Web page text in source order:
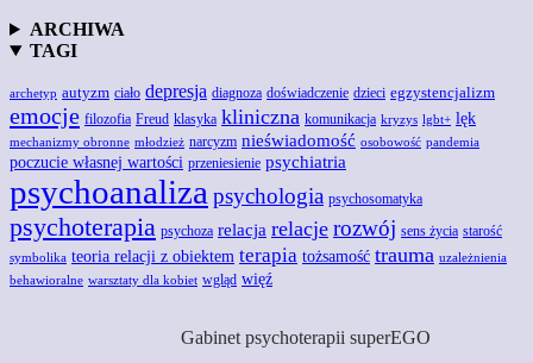
ARCHIWA
TAGI
archetyp autyzm ciało depresja diagnoza doświadczenie dzieci egzystencjalizm
emocje filozofia Freud klasyka kliniczna komunikacja kryzys lgbt+ lęk
mechanizmy obronne młodzież narcyzm nieświadomość osobowość pandemia
poczucie własnej wartości przeniesienie psychiatria
psychoanaliza psychologia psychosomatyka
psychoterapia psychoza relacja relacje rozwój sens życia starość
symbolika teoria relacji z obiektem terapia tożsamość trauma uzależnienia
behawioralne warsztaty dla kobiet wgląd więź
Gabinet psychoterapii superEGO